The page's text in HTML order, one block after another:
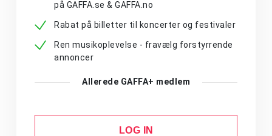
på GAFFA.se & GAFFA.no
Rabat på billetter til koncerter og festivaler
Ren musikoplevelse - fravælg forstyrrende
annoncer
Allerede GAFFA+ medlem
LOG IN